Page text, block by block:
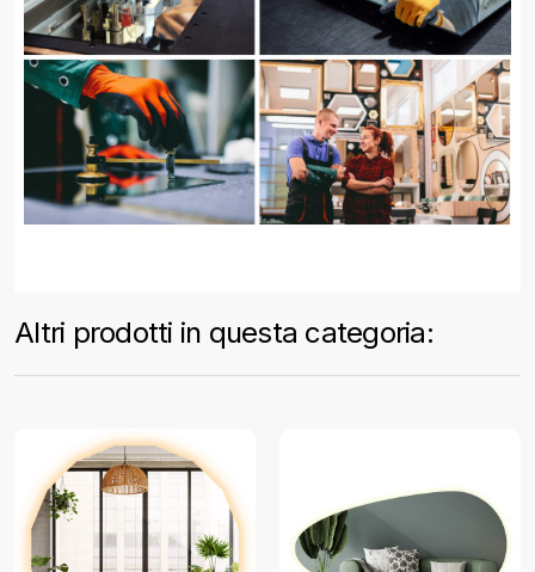
Altri prodotti in questa categoria: